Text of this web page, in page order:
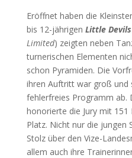
Eröffnet haben die
bis 12-jährigen Little Devils
Limited) zeigten neben
turnerischen Elementen
schon Pyramiden. Die
ihren Auftritt war groß und
fehlerfreies Programm ab.
honorierte die Jury mit
Platz. Nicht nur die jungen
Stolz über den Vize-
allem auch ihre